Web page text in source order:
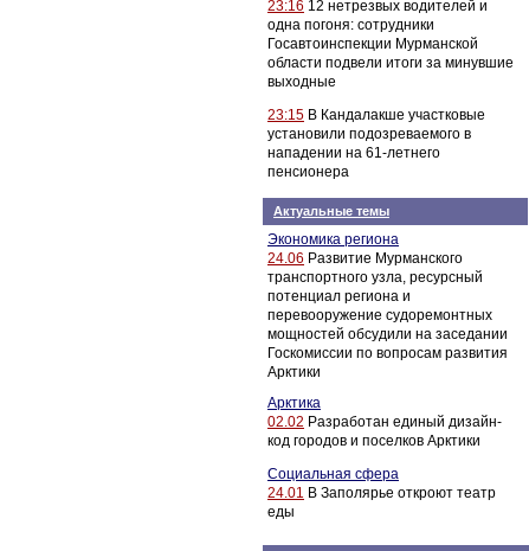
23:16 12 нетрезвых водителей и
одна погоня: сотрудники
Госавтоинспекции Мурманской
области подвели итоги за минувшие
выходные
23:15 В Кандалакше участковые
установили подозреваемого в
нападении на 61-летнего
пенсионера
Актуальные темы
Экономика региона
24.06 Развитие Мурманского
транспортного узла, ресурсный
потенциал региона и
перевооружение судоремонтных
мощностей обсудили на заседании
Госкомиссии по вопросам развития
Арктики
Арктика
02.02 Разработан единый дизайн-
код городов и поселков Арктики
Социальная сфера
24.01 В Заполярье откроют театр
еды